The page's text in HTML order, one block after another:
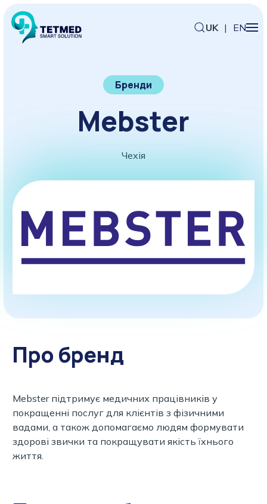
UK | EN
Бренди
Mebster
Чехія
Про бренд
Mebster підтримує медичних працівників у
покращенні послуг для клієнтів з фізичними
вадами, а також допомагаємо людям формувати
здорові звички та покращувати якість їхнього
життя.